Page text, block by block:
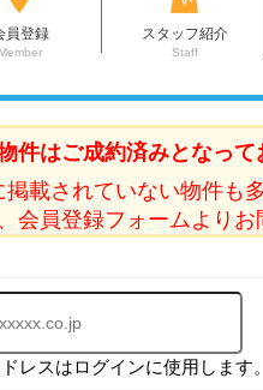
員登録 スタッフ紹介
Staff
件はご成約済みとなって
載されていない物件も
会員登録フォームよりお
レスはログインに使用します。